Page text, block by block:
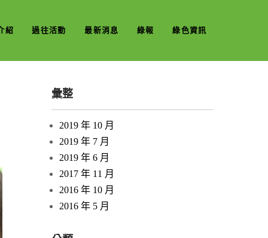
紹 過往活動 最新消息 綠報 綠色資訊
彙整
2019 年 10 月
2019 年 7 月
2019 年 6 月
2017 年 11 月
2016 年 10 月
2016 年 5 月